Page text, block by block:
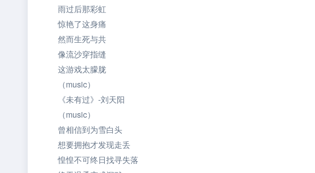
雨过后那彩虹
惊艳了这身痛
然而生死与共
像流沙穿指缝
这游戏太朦胧
（music）
《未有过》-刘天阳
（music）
曾相信到为雪白头
想要拥抱才发现走丢
惶惶不可终日找寻失落